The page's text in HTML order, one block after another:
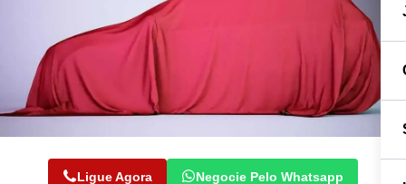
Ligue Agora Negocie Pelo Whatsapp